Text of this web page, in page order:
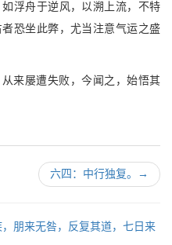
浮舟于逆风，以溯上流，不特
恐坐此弊，尤当注意气运之盛
来屡遭失败，今闻之，始悟其
六四：中行独复。 →
朋来无咎，反复其道，七日来